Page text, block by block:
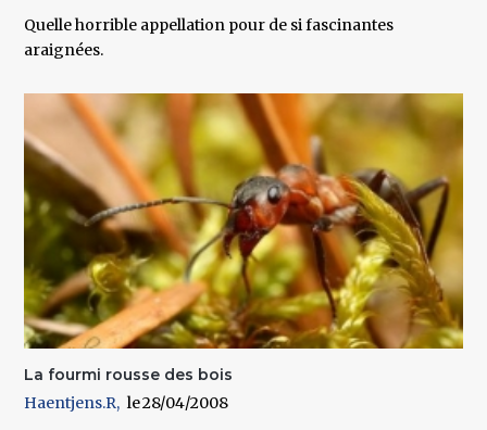
Quelle horrible appellation pour de si fascinantes
araignées.
La fourmi rousse des bois
Haentjens.R
28/04/2008